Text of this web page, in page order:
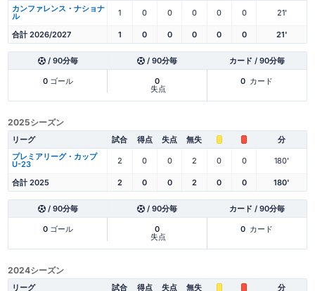
カンファレンス・ナショナ
ル 1 0 0 0 0 0 21'
合計 2026/2027 1 0 0 0 0 0 21'
/ 90分毎 / 90分毎 カード / 90分毎
0ゴール 0
失点
0 カード
2025シーズン
リーグ 試合 得点 失点 無失
分
プレミアリーグ・カップ
U-23 2 0 0 2 0 0 180'
合計 2025 2 0 0 2 0 0 180'
/ 90分毎 / 90分毎 カード / 90分毎
0ゴール 0
失点
0 カード
2024シーズン
リーグ 試合 得点 失点 無失 分